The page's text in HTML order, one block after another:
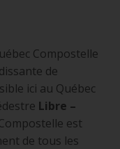
Compostelle
de
ici au Québec
Libre –
est
de tous les